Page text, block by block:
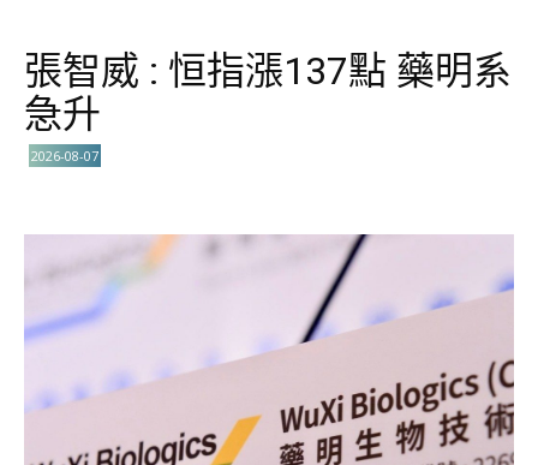
張智威 : 恒指漲137點 藥明系
急升
2026-08-07